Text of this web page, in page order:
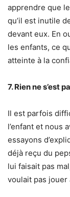
apprendre que
qu’il est inutile
devant eux. En
les enfants, ce
atteinte à la
7. Rien ne s’est
Il est parfois
l’enfant et nous
essayons
déjà reçu du
lui faisait pas
voulait pas jouer